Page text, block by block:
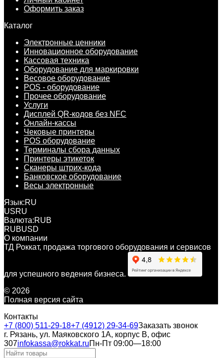
Оформить заказ
Каталог
Электронные ценники
Инновационное оборудование
Кассовая техника
Оборудование для маркировки
Весовое оборудование
POS - оборудование
Прочее оборудование
Услуги
Дисплей QR-кодов без NFC
Онлайн-кассы
Чековые принтеры
POS оборудование
Терминалы сбора данных
Принтеры этикеток
Сканеры штрих-кода
Банковское оборудование
Весы электронные
Язык:RU
USRU
Валюта:RUB
RUBUSD
О компании
ТД Роккат, продажа торгового оборудования и сервисов
для успешного ведения бизнеса.
© 2026
Полная версия сайта
Контакты
+7 (800) 511-29-18+7 (4912) 29-34-69Заказать звонок
г. Рязань, ул. Маяковского 1А, корпус B, офис
307infokassa@rokkat.ruПн-Пт 09:00—18:00